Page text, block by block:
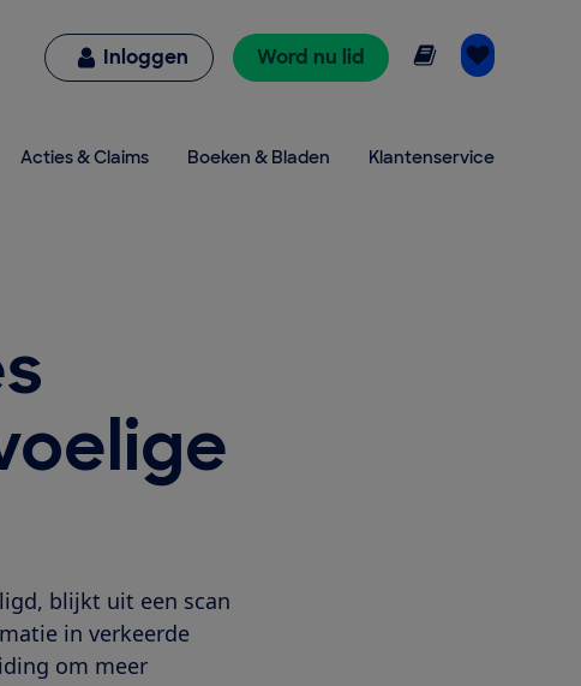
Inloggen Word nu lid Online lezen
Acties & Claims Boeken & Bladen Klantenservice
blijkt uit een scan
in verkeerde
om meer